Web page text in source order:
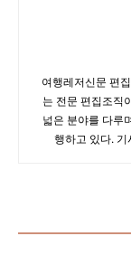
여행레저신문 편
는 전문 편집조직
넓은 분야를 다루
행하고 있다.